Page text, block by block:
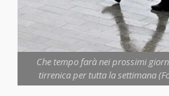
Che tempo farà nei prossimi
tirrenica per tutta la settimana